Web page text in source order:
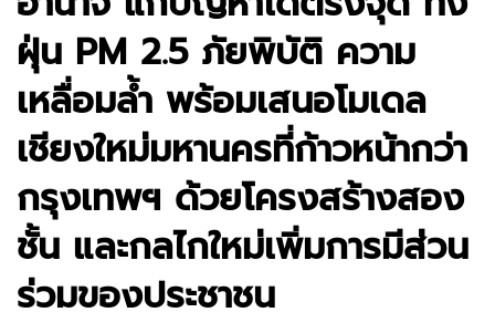
ฝุ่น PM 2.5 ภัยพิบัติ ความ
เหลื่อมล้ำ พร้อมเสนอโมเดล
เชียงใหม่มหานครที่ก้าวหน้ากว่า
กรุงเทพฯ ด้วยโครงสร้างสอง
ชั้น และกลไกใหม่เพิ่มการมีส่วน
ร่วมของประชาชน